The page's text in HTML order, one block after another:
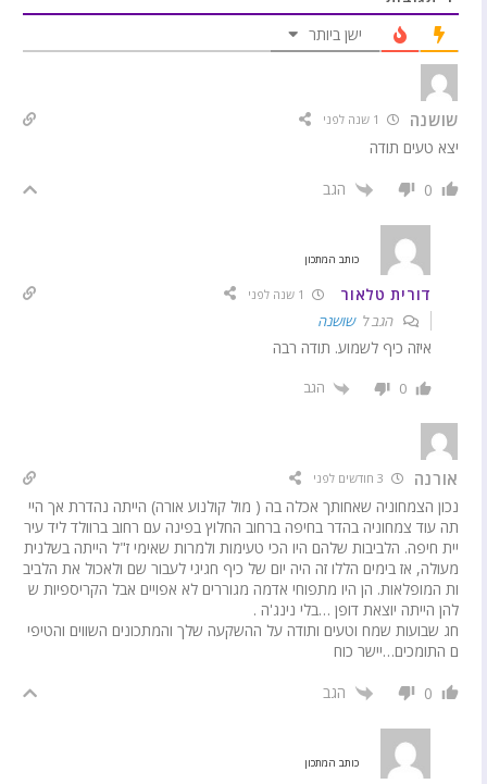
ישן ביותר
שושנה
יצא טעים תודה
0 הגב
כותב המתכון
דורית טלאור
הגב לשושנה
איזה כיף לשמוע. תודה רבה
0 הגב
אורנה
נכון הצמחוניה שאחותך אכלה בה ( מול קולנוע אורה) הייתה נהדרת אך היי
תה עוד צמחוניה בהדר בחיפה ברחוב החלוץ בפינה עם רחוב ברוולד ליד עיר
יית חיפה. הלביבות שלהם היו הכי טעימות ולמרות שאימי ז"ל הייתה בשלנית
מעולה, אז בימים הללו זה היה יום של כיף חגיגי לעבור שם ולאכול את הלביב
ות המופלאות. הן היו מתפוחי אדמה מגוררים לא אפויים אבל הקריספיות ש
להן הייתה יוצאת דופן …בלי נינג'ה .
חג שבועות שמח וטעים ותודה על ההשקעה שלך והמתכונים השווים והטיפי
ם התומכים…יישר כוח
0 הגב
כותב המתכון